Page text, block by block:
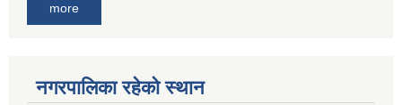
more
नगरपालिका रहेको स्थान